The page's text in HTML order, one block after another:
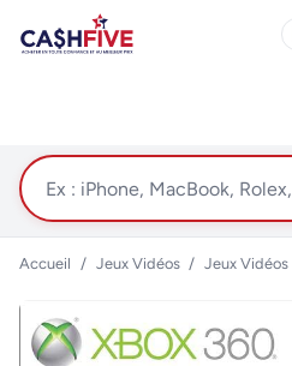
Accueil / Jeux Vidéos / Jeux Vidéos